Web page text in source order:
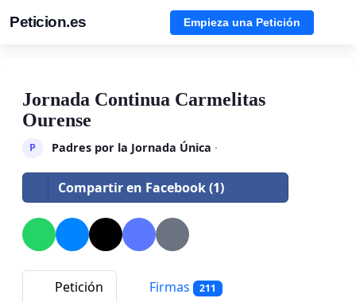
Peticion.es Empieza una Petición
Jornada Continua Carmelitas
Ourense
P Padres por la Jornada Única ·
Compartir en Facebook (1)
Petición Firmas 211